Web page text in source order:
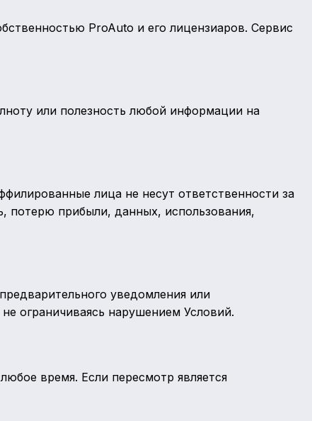
ProAuto и его лицензиаров. Сервис
или полезность любой информации на
лица не несут ответственности за
потерю прибыли, данных, использования,
уведомления или
ограничиваясь нарушением Условий.
время. Если пересмотр является